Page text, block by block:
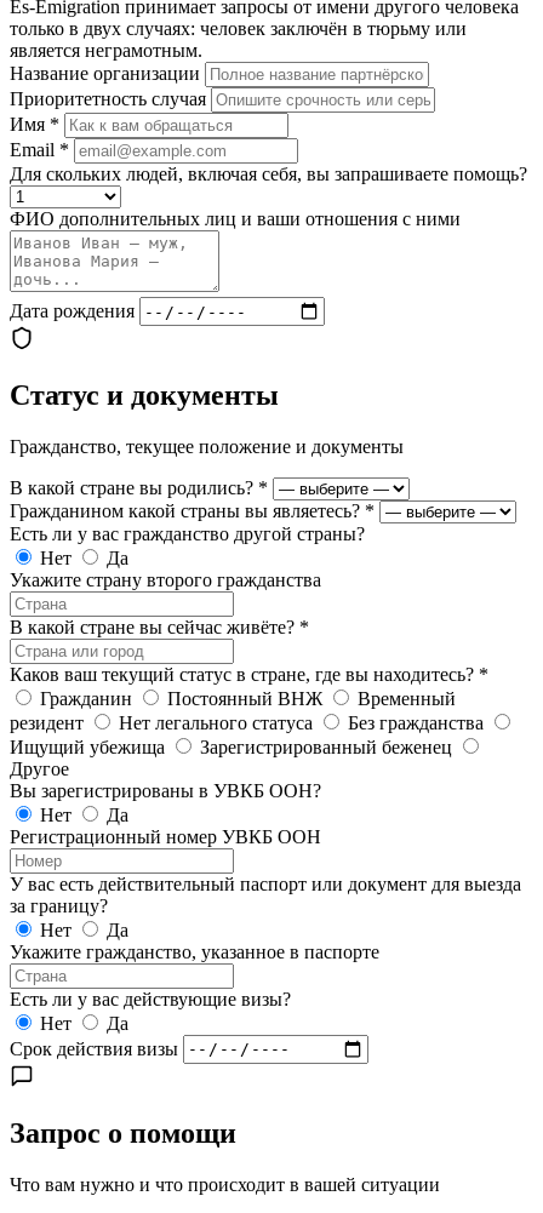
Es-Emigration принимает запросы от имени другого человека
только в двух случаях: человек заключён в тюрьму или
является неграмотным.
Название организации
Приоритетность случая
Имя *
Email *
Для скольких людей, включая себя, вы запрашиваете помощь?
ФИО дополнительных лиц и ваши отношения с ними
Дата рождения
Статус и документы
Гражданство, текущее положение и документы
В какой стране вы родились? *
Гражданином какой страны вы являетесь? *
Есть ли у вас гражданство другой страны?
Нет
Да
Укажите страну второго гражданства
В какой стране вы сейчас живёте? *
Каков ваш текущий статус в стране, где вы находитесь? *
Гражданин
Постоянный ВНЖ
Временный
резидент
Нет легального статуса
Без гражданства
Ищущий убежища
Зарегистрированный беженец
Другое
Вы зарегистрированы в УВКБ ООН?
Нет
Да
Регистрационный номер УВКБ ООН
У вас есть действительный паспорт или документ для выезда
за границу?
Нет
Да
Укажите гражданство, указанное в паспорте
Есть ли у вас действующие визы?
Нет
Да
Срок действия визы
Запрос о помощи
Что вам нужно и что происходит в вашей ситуации